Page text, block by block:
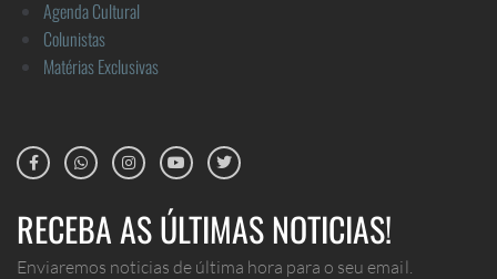
Agenda Cultural
Colunistas
Matérias Exclusivas
RECEBA AS ÚLTIMAS NOTICIAS!
Enviaremos noticias de última hora para o seu email.